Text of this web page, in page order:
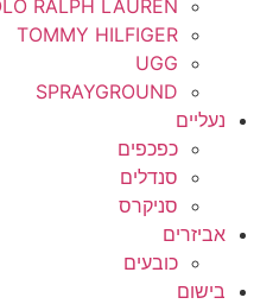
RALPH LAUREN
TOMMY HILFIGER
UGG
SPRAYGROUND
נעליים
כפכפים
סנדלים
סניקרס
אביזרים
כובעים
בישום